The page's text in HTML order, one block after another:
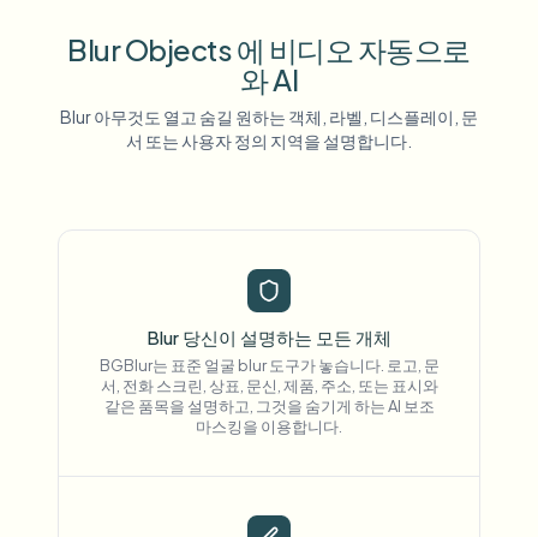
Blur Objects 에 비디오 자동으로
와 AI
Blur 아무것도 열고 숨길 원하는 객체, 라벨, 디스플레이, 문
서 또는 사용자 정의 지역을 설명합니다.
Blur 당신이 설명하는 모든 개체
BGBlur는 표준 얼굴 blur 도구가 놓습니다. 로고, 문
서, 전화 스크린, 상표, 문신, 제품, 주소, 또는 표시와
같은 품목을 설명하고, 그것을 숨기게 하는 AI 보조
마스킹을 이용합니다.